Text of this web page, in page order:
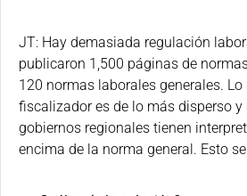
JT: Hay demasiada regulación
publicaron 1,500 páginas de
120 normas laborales generales.
fiscalizador es de lo más disperso
gobiernos regionales tienen
encima de la norma general. Esto